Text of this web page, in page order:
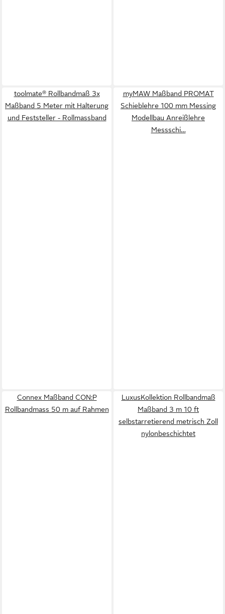
toolmate® Rollbandmaß 3x
Maßband 5 Meter mit Halterung
und Feststeller - Rollmassband
myMAW Maßband PROMAT
Schieblehre 100 mm Messing
Modellbau Anreißlehre
Messschi…
Connex Maßband CON:P
Rollbandmass 50 m auf Rahmen
LuxusKollektion Rollbandmaß
Maßband 3 m 10 ft
selbstarretierend metrisch Zoll
nylonbeschichtet